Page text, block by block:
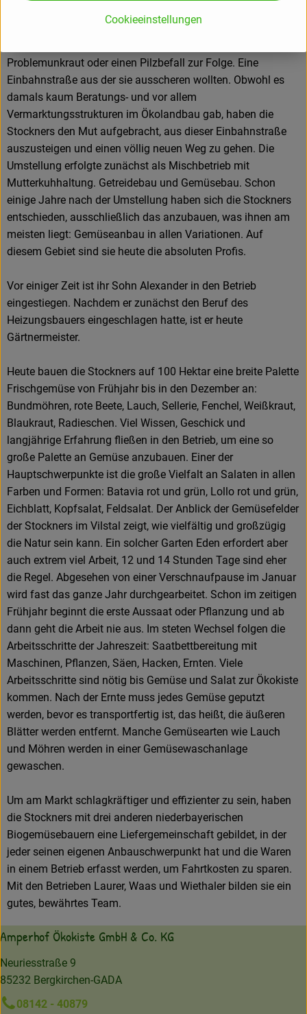
Gemüsebau. Jeder kurzfristige Erfolg einer teuren
Problemunkraut oder einen Pilzbefall zur Folge. Eine
Einbahnstraße aus der sie ausscheren wollten. Obwohl es
damals kaum Beratungs- und vor allem
Vermarktungsstrukturen im Ökolandbau gab, haben die
Stockners den Mut aufgebracht, aus dieser Einbahnstraße
auszusteigen und einen völlig neuen Weg zu gehen. Die
Umstellung erfolgte zunächst als Mischbetrieb mit
Mutterkuhhaltung. Getreidebau und Gemüsebau. Schon
einige Jahre nach der Umstellung haben sich die Stockners
entschieden, ausschließlich das anzubauen, was ihnen am
meisten liegt: Gemüseanbau in allen Variationen. Auf
diesem Gebiet sind sie heute die absoluten Profis.
Vor einiger Zeit ist ihr Sohn Alexander in den Betrieb
eingestiegen. Nachdem er zunächst den Beruf des
Heizungsbauers eingeschlagen hatte, ist er heute
Gärtnermeister.
Heute bauen die Stockners auf 100 Hektar eine breite Palette
Frischgemüse von Frühjahr bis in den Dezember an:
Bundmöhren, rote Beete, Lauch, Sellerie, Fenchel, Weißkraut,
Blaukraut, Radieschen. Viel Wissen, Geschick und
langjährige Erfahrung fließen in den Betrieb, um eine so
große Palette an Gemüse anzubauen. Einer der
Hauptschwerpunkte ist die große Vielfalt an Salaten in allen
Farben und Formen: Batavia rot und grün, Lollo rot und grün,
Eichblatt, Kopfsalat, Feldsalat. Der Anblick der Gemüsefelder
der Stockners im Vilstal zeigt, wie vielfältig und großzügig
die Natur sein kann. Ein solcher Garten Eden erfordert aber
auch extrem viel Arbeit, 12 und 14 Stunden Tage sind eher
die Regel. Abgesehen von einer Verschnaufpause im Januar
wird fast das ganze Jahr durchgearbeitet. Schon im zeitigen
Frühjahr beginnt die erste Aussaat oder Pflanzung und ab
dann geht die Arbeit nie aus. Im steten Wechsel folgen die
Arbeitsschritte der Jahreszeit: Saatbettbereitung mit
Maschinen, Pflanzen, Säen, Hacken, Ernten. Viele
Arbeitsschritte sind nötig bis Gemüse und Salat zur Ökokiste
kommen. Nach der Ernte muss jedes Gemüse geputzt
werden, bevor es transportfertig ist, das heißt, die äußeren
Blätter werden entfernt. Manche Gemüsearten wie Lauch
und Möhren werden in einer Gemüsewaschanlage
gewaschen.
Um am Markt schlagkräftiger und effizienter zu sein, haben
die Stockners mit drei anderen niederbayerischen
Biogemüsebauern eine Liefergemeinschaft gebildet, in der
jeder seinen eigenen Anbauschwerpunkt hat und die Waren
in einem Betrieb erfasst werden, um Fahrtkosten zu sparen.
Mit den Betrieben Laurer, Waas und Wiethaler bilden sie ein
gutes, bewährtes Team.
Amperhof Ökokiste GmbH & Co. KG
Neuriesstraße 9
85232 Bergkirchen-GADA
08142 - 40879
Cookieeinstellungen